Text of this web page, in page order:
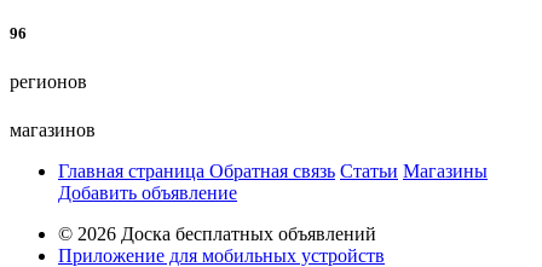
96
регионов
магазинов
Главная страница Обратная связь Статьи Магазины
Добавить объявление
© 2026 Доска бесплатных объявлений
Приложение для мобильных устройств